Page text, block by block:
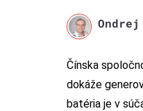
Ondrej
Čínska
dokáže
batéria je v